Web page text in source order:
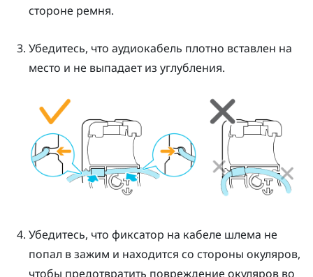
стороне ремня.
Убедитесь, что аудиокабель плотно вставлен на
место и не выпадает из углубления.
Убедитесь, что фиксатор на кабеле шлема не
попал в зажим и находится со стороны окуляров,
чтобы предотвратить повреждение окуляров во